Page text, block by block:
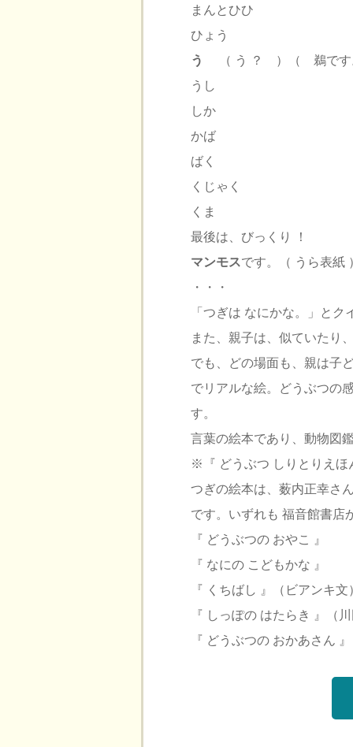
まんとひひ
ひょう
う
（ う ？ ）（ 鵜です
うし
しか
かば
ばく
くじゃく
くま
最後は、びっくり ！
マンモスです。（ うら表紙
・・・
「つぎは なにかな。」とク
また、親子は、似ていたり
でも、どの場面も、親は子
でリアルな絵。どうぶつの
す。
言葉の絵本であり、動物図鑑
※『 どうぶつ しりとりえ
つぎの絵本は、薮内正幸さ
です。いずれも 福音館書店
『 どうぶつの おやこ 』
『 なにの こどもかな 』
『 くちばし 』（ビアンキ文
『 しっぽの はたらき 』（川
『 どうぶつの おかあさ